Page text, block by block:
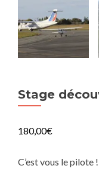
Stage
180,00€
C’est vous le pilote !